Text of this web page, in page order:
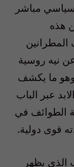
سياسي مباشر
هذه
نيه روسية
وهو ما يكشف
عبر الباب
الطوائف في
قوى دولية.
الذي يظهر